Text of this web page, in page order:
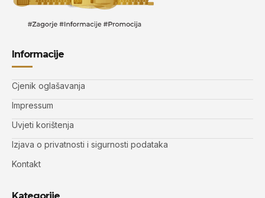
Informacije
Cjenik oglašavanja
Impressum
Uvjeti korištenja
Izjava o privatnosti i sigurnosti podataka
Kontakt